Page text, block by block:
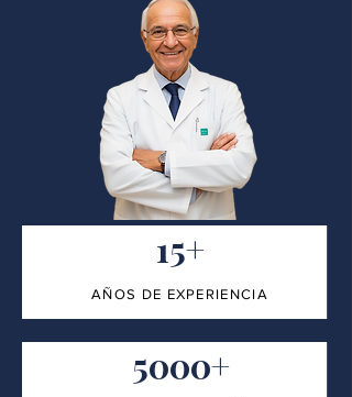
15+
AÑOS DE EXPERIENCIA
5000+